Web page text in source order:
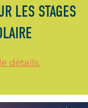
LES STAGES
détails.